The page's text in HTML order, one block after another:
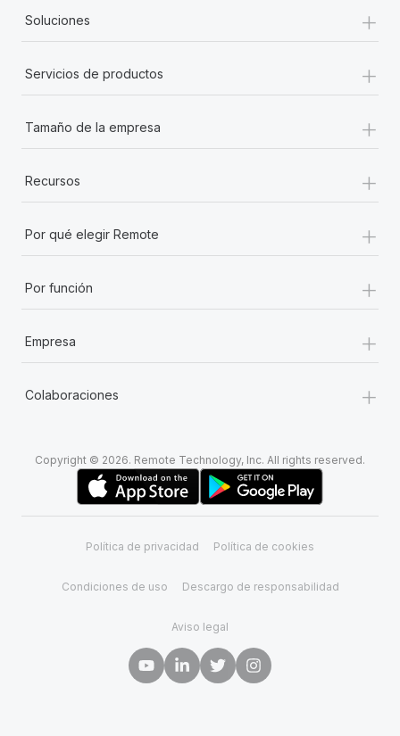
Soluciones +
Servicios de productos +
Tamaño de la empresa +
Recursos +
Por qué elegir Remote +
Por función +
Empresa +
Colaboraciones +
Copyright © 2026. Remote Technology, Inc. All rights reserved.
Política de privacidad Política de cookies
Condiciones de uso Descargo de responsabilidad
Aviso legal